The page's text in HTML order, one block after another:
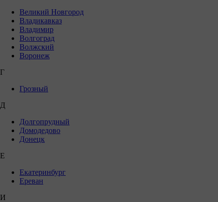
Великий Новгород
Владикавказ
Владимир
Волгоград
Волжский
Воронеж
Г
Грозный
Д
Долгопрудный
Домодедово
Донецк
Е
Екатеринбург
Ереван
И